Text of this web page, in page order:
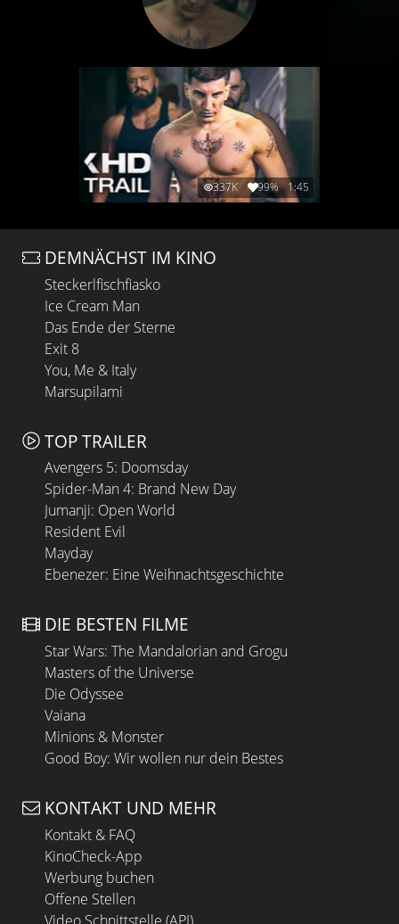
337K 99% 1:45
DEMNÄCHST IM KINO
Steckerlfischfiasko
Ice Cream Man
Das Ende der Sterne
Exit 8
You, Me & Italy
Marsupilami
TOP TRAILER
Avengers 5: Doomsday
Spider-Man 4: Brand New Day
Jumanji: Open World
Resident Evil
Mayday
Ebenezer: Eine Weihnachtsgeschichte
DIE BESTEN FILME
Star Wars: The Mandalorian and Grogu
Masters of the Universe
Die Odyssee
Vaiana
Minions & Monster
Good Boy: Wir wollen nur dein Bestes
KONTAKT UND MEHR
Kontakt & FAQ
KinoCheck-App
Werbung buchen
Offene Stellen